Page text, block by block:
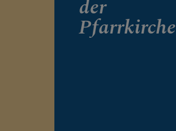
GALERIE
der
Pfarrkirche